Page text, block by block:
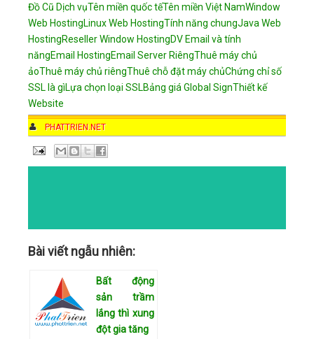
Đồ Cũ Dịch vụTên miền quốc tếTên miền Việt NamWindow
Web HostingLinux Web HostingTính năng chungJava Web
HostingReseller Window HostingDV Email và tính
năngEmail HostingEmail Server RiêngThuê máy chủ
ảoThuê máy chủ riêngThuê chỗ đặt máy chủChứng chỉ số
SSL là gìLựa chọn loại SSLBảng giá Global SignThiết kế
Website
AUTHOR
PHATTRIEN.NET
DATE
10:38 PM
Bài viết ngẫu nhiên:
Bất động
sản trầm
lắng thì xung
đột gia tăng